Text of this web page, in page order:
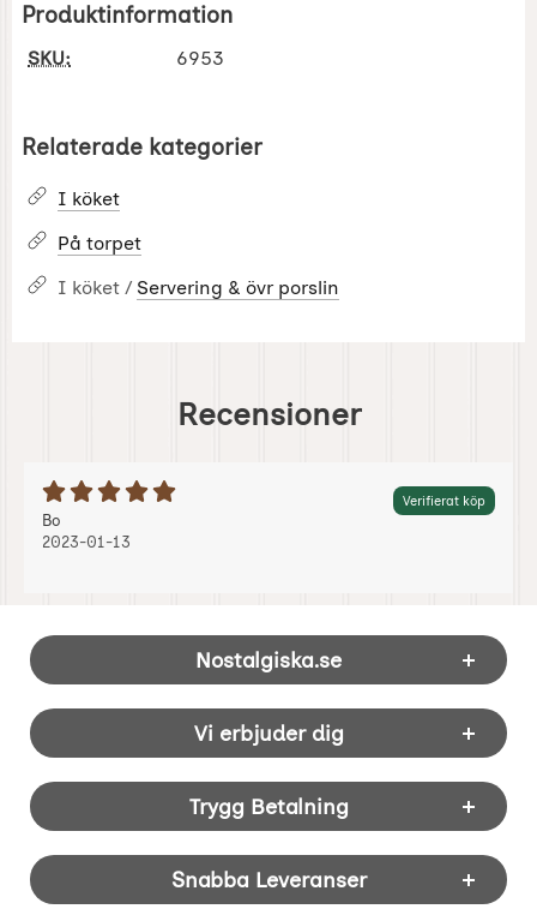
Produktinformation
SKU: 6953
Relaterade kategorier
I köket
På torpet
I köket / Servering & övr porslin
Recensioner
Betyg: 5 Stjärnor av 5 Verifierat köp
Recension av:
Bo
2023-01-13
Sidfot Blandad info och länkar
Nostalgiska.se
Vi erbjuder dig
Trygg Betalning
Snabba Leveranser